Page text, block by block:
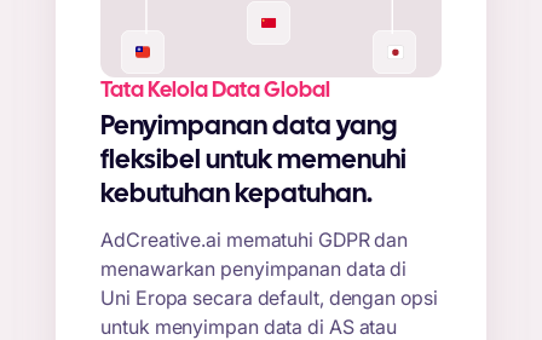
Tata Kelola Data Global
Penyimpanan data yang
fleksibel untuk memenuhi
kebutuhan kepatuhan.
AdCreative.ai mematuhi GDPR dan
menawarkan penyimpanan data di
Uni Eropa secara default, dengan opsi
untuk menyimpan data di AS atau